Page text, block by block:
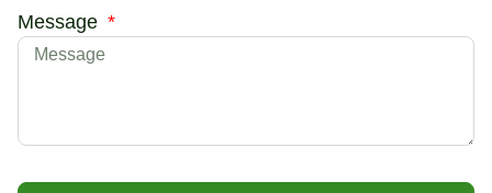
Message